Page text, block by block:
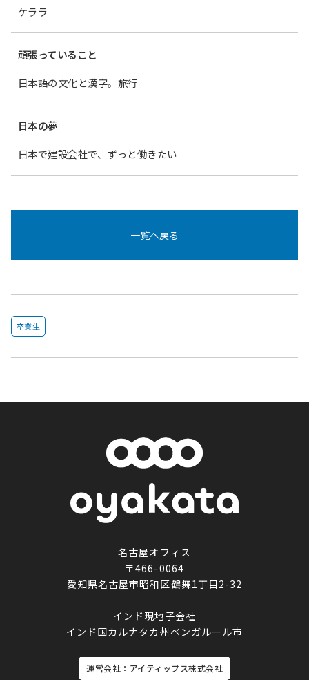
ケララ
頑張っていること
日本語の文化と漢字。旅行
日本の夢
日本で建設会社で、ずっと働きたい
一覧へ戻る
卒業生
名古屋オフィス
〒466-0064
愛知県名古屋市昭和区鶴舞1丁目2-32
インド現地子会社
インド国カルナタカ州ベンガルール市
運営会社：アイティップス株式会社